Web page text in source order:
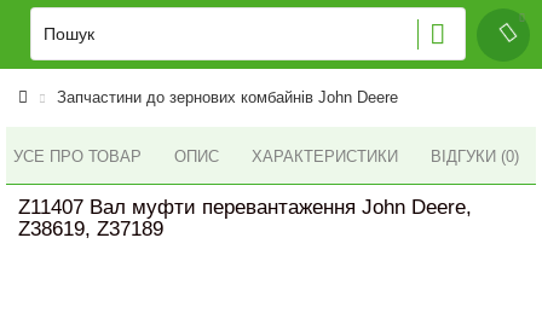
Запчастини до зернових комбайнів John Deere
УСЕ ПРО ТОВАР ОПИС ХАРАКТЕРИСТИКИ ВІДГУКИ (0)
Z11407 Вал муфти перевантаження John Deere,
Z38619, Z37189